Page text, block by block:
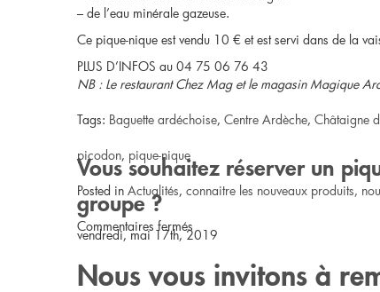
Sauveur
Montagut
//
Pique-
nique
à
14,50
– de l’eau minérale gazeuse.
Ce pique-nique est vendu 10 € et est servi dans de la
PLUS D’INFOS au 04 75 06 76 43
NB : Le restaurant Chez Mag et le magasin Magique
Tags: Baguette ardéchoise, Centre Ardèche, Châtaigne
picodon, pique-nique
Posted in Actualités, connaitre les nouveaux produits,
Commentaires fermés
Lamastre
Vous souhaitez réserver un
groupe ?
vendredi, mai 17th, 2019
Nous vous invitons à